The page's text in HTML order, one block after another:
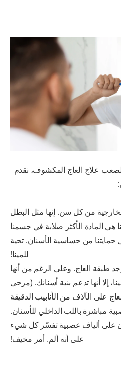
الولايات المتحدة (الإنجليزية)
علاج العاج المكشوف، نقدم
من كل سن. إنها مثل البطل
هي المادة الأكثر صلابة في جسمنا
حمايتنا من حساسية الأسنان. تحية
للمينا!
طبقة العاج . وعلى الرغم من أنها
إلا أنها تدعم بنية أسنانك. (مرحى
على الآلاف من الأنابيب الدقيقة
مباشرة باللب الداخلي للأسنان.
على ألياف عصبية تفسّر كل شيء
على أنه ألم. أمر مخيف!